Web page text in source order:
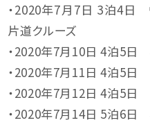
・2020年7月7日 3泊4
片道クルーズ
・2020年7月10日 4泊5日
・2020年7月11日 4泊5日
・2020年7月12日 4泊5日
・2020年7月14日 5泊6日